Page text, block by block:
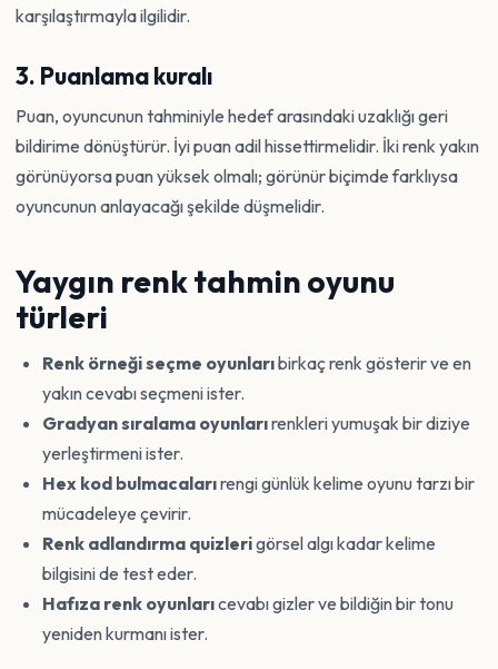
karşılaştırmayla ilgilidir.
3. Puanlama kuralı
Puan, oyuncunun tahminiyle hedef arasındaki uzaklığı geri
bildirime dönüştürür. İyi puan adil hissettirmelidir. İki renk yakın
görünüyorsa puan yüksek olmalı; görünür biçimde farklıysa
oyuncunun anlayacağı şekilde düşmelidir.
Yaygın renk tahmin oyunu
türleri
Renk örneği seçme oyunlarıbirkaç renk gösterir ve en
yakın cevabı seçmeni ister.
Gradyan sıralama oyunlarırenkleri yumuşak bir diziye
yerleştirmeni ister.
Hex kod bulmacalarırengi günlük kelime oyunu tarzı bir
mücadeleye çevirir.
Renk adlandırma quizlerigörsel algı kadar kelime
bilgisini de test eder.
Hafıza renk oyunlarıcevabı gizler ve bildiğin bir tonu
yeniden kurmanı ister.